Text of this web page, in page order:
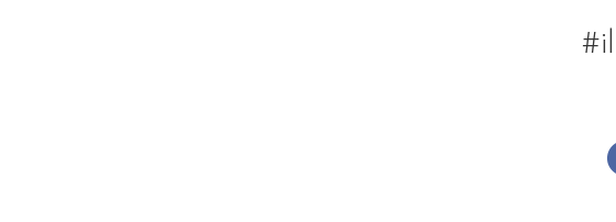
#il